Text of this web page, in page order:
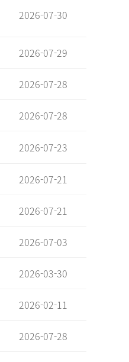
2026-07-30
2026-07-29
2026-07-28
2026-07-28
2026-07-23
2026-07-21
2026-07-21
2026-07-03
2026-03-30
2026-02-11
2026-07-28